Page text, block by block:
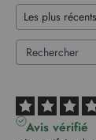
Avis vérifié